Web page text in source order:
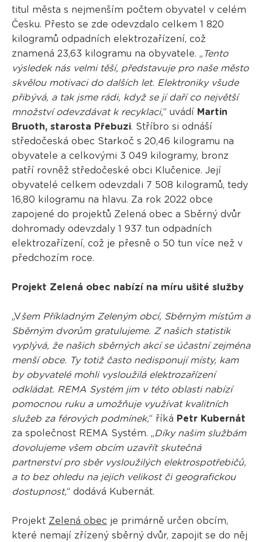
titul města s nejmenším počtem obyvatel v celém
Česku. Přesto se zde odevzdalo celkem 1 820
kilogramů odpadních elektrozařízení, což
znamená 23,63 kilogramu na obyvatele. „ Tento
výsledek nás velmi těší, představuje pro naše město
skvělou motivaci do dalších let. Elektroniky všude
přibývá, a tak jsme rádi, když se jí daří co největší
množství odevzdávat k recyklaci,“ uvádí
Martin
Bruoth, starosta Přebuzi. Stříbro si odnáší
středočeská obec Starkoč s 20,46 kilogramu na
obyvatele a celkovými 3 049 kilogramy, bronz
patří rovněž středočeské obci Klučenice. Její
obyvatelé celkem odevzdali 7 508 kilogramů, tedy
16,80 kilogramu na hlavu. Za rok 2022 obce
zapojené do projektů Zelená obec a Sběrný dvůr
dohromady odevzdaly 1 937 tun odpadních
elektrozařízení, což je přesně o 50 tun více než v
předchozím roce.
Projekt Zelená obec nabízí na míru ušité služby
„Všem Příkladným Zeleným obcí, Sběrným místům a
Sběrným dvorům gratulujeme. Z našich statistik
vyplývá, že našich sběrných akcí se účastní zejména
menší obce. Ty totiž často nedisponují místy, kam
by obyvatelé mohli vysloužilá elektrozařízení
odkládat. REMA Systém jim v této oblasti nabízí
pomocnou ruku a umožňuje využívat kvalitních
služeb za férových podmínek,“ říká Petr Kubernát
za společnost REMA Systém. „Díky našim službám
dovolujeme všem obcím uzavřít skutečná
partnerství pro sběr vysloužilých elektrospotřebičů,
a to bez ohledu na jejich velikost či geografickou
dostupnost,“ dodává Kubernát.
Projekt Zelená obecje primárně určen obcím,
které nemají zřízený sběrný dvůr, zapojit se do něj